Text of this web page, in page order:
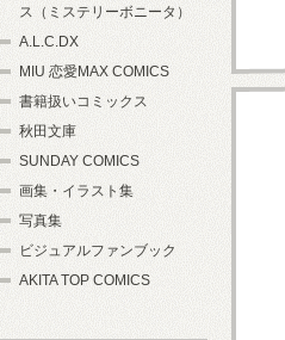
ス（ミステリーボニータ）
A.L.C.DX
MIU 恋愛MAX COMICS
書籍扱いコミックス
秋田文庫
SUNDAY COMICS
画集・イラスト集
写真集
ビジュアルファンブック
AKITA TOP COMICS